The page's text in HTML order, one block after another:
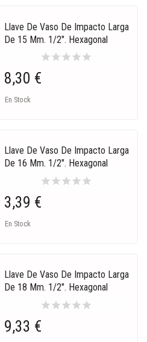
Llave De Vaso De Impacto Larga
De 15 Mm. 1/2". Hexagonal
starstarstarstarstar
8,30 €
En Stock
Llave De Vaso De Impacto Larga
De 16 Mm. 1/2". Hexagonal
starstarstarstarstar
3,39 €
En Stock
Llave De Vaso De Impacto Larga
De 18 Mm. 1/2". Hexagonal
starstarstarstarstar
9,33 €